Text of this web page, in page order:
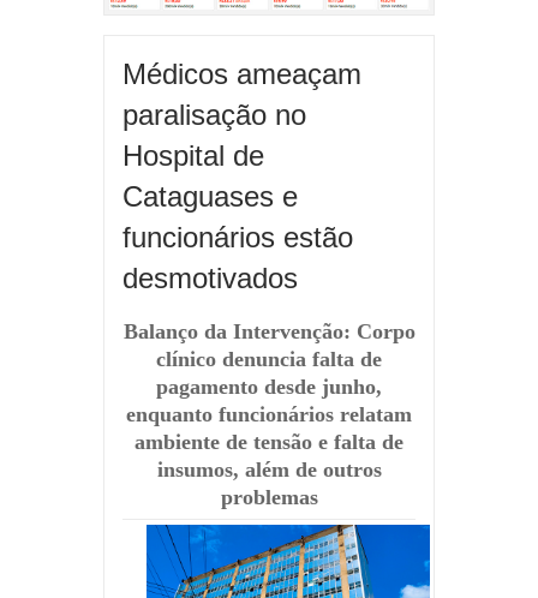
Médicos ameaçam
paralisação no
Hospital de
Cataguases e
funcionários estão
desmotivados
Balanço da Intervenção: Corpo
clínico denuncia falta de
pagamento desde junho,
enquanto funcionários relatam
ambiente de tensão e falta de
insumos, além de outros
problemas